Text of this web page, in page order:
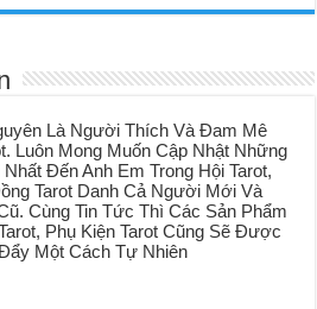
Là Người Thích Và Đam Mê
Luôn Mong Muốn Cập Nhật Những
Đến Anh Em Trong Hội Tarot,
Tarot Danh Cả Người Mới Và
Cùng Tin Tức Thì Các Sản Phẩm
Phụ Kiện Tarot Cũng Sẽ Được
Một Cách Tự Nhiên